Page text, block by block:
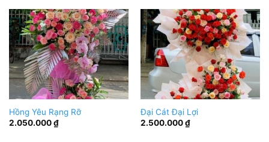
Hồng Yêu Rạng Rỡ
2.050.000₫
Đại Cát Đại Lợi
2.500.000₫